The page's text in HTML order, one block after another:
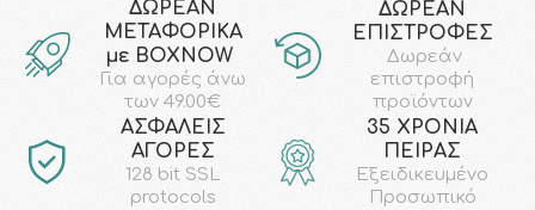
ΔΩΡΕΑΝ
ΜΕΤΑΦΟΡΙΚΑ
με ΒΟΧΝΟW
Για αγορές άνω
των 49.00€
ΔΩΡΕΑΝ
ΕΠΙΣΤΡΟΦΕΣ
Δωρεάν
επιστροφή
προϊόντων
AΣΦΑΛΕΙΣ
ΑΓΟΡΕΣ
128 bit SSL
protocols
35 ΧΡΟΝΙΑ
ΠΕΙΡΑΣ
Εξειδικευμένο
Προσωπικό